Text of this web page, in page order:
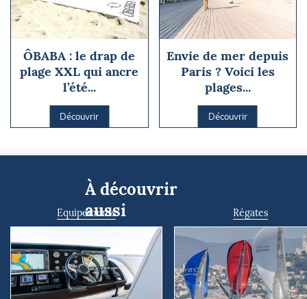
ÔBABA : le drap de
plage XXL qui ancre
l’été...
Découvrir
Envie de mer depuis
Paris ? Voici les
plages...
Découvrir
À découvrir
aussi
Equipements Régates